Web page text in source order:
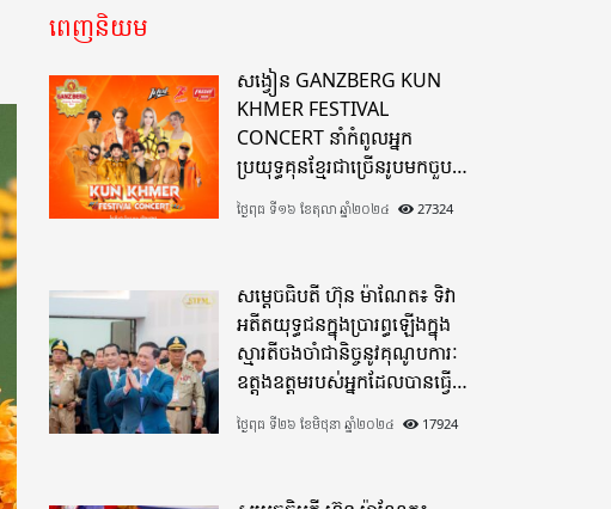
ពេញនិយម
សង្វៀន GANZBERG KUN
KHMER FESTIVAL
CONCERT នាំកំពូលអ្នក
ប្រយុទ្ធគុនខ្មែរជាច្រើនរូបមកចួប
គ្នាលើសង្វៀនគុនខ្មែរតែមួយដ៏
អស្ចារ្យលើទឹកដីខេត្តបាត់ដំបង
ថ្ងៃពុធ ទី១៦ ខែតុលា ឆ្នាំ២០២៤ 27324
សម្តេចធិបតី ហ៊ុន ម៉ាណែត៖ ទិវា
អតីតយុទ្ធជនក្នុងប្រារព្ធឡើងក្នុង
ស្មារតីចងចាំជានិច្ចនូវគុណូបការៈ
ឧត្តុងឧត្តមរបស់អ្នកដែលបានធ្វើ
មហាពលីកម្ម
ថ្ងៃពុធ ទី២៦ ខែមិថុនា ឆ្នាំ២០២៤ 17924